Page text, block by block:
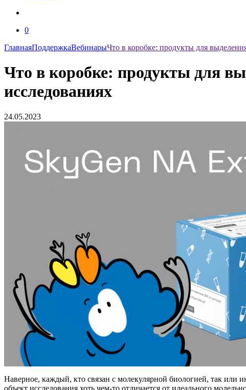
0
ГлавнаяПоддержкаВебинарыЧто в коробке: продукты для
Что в коробке: продукты для
исследованиях
24.05.2023
Наверное, каждый, кто связан с молекулярной биологией, так или
объект исследования хоть чем-то отличается от идеального